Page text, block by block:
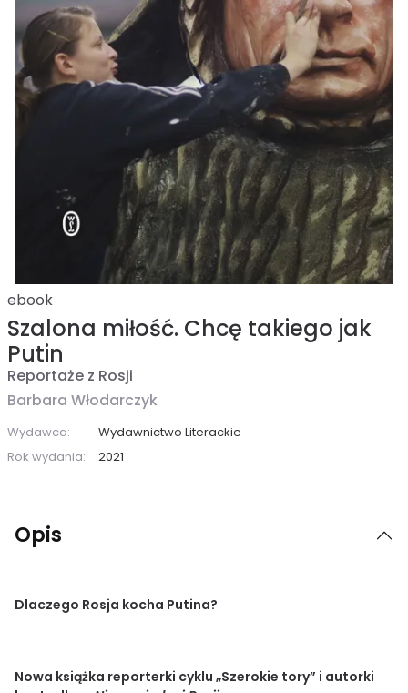
ebook
Szalona miłość. Chcę takiego jak
Putin
Reportaże z Rosji
Barbara Włodarczyk
Wydawca:
Wydawnictwo Literackie
Rok wydania:
2021
Opis
Dlaczego Rosja kocha Putina?
Nowa książka reporterki cyklu „Szerokie tory” i autorki